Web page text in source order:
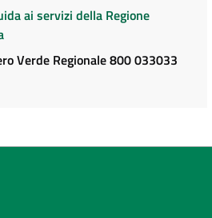
ai servizi della Regione
Verde Regionale 800 033033